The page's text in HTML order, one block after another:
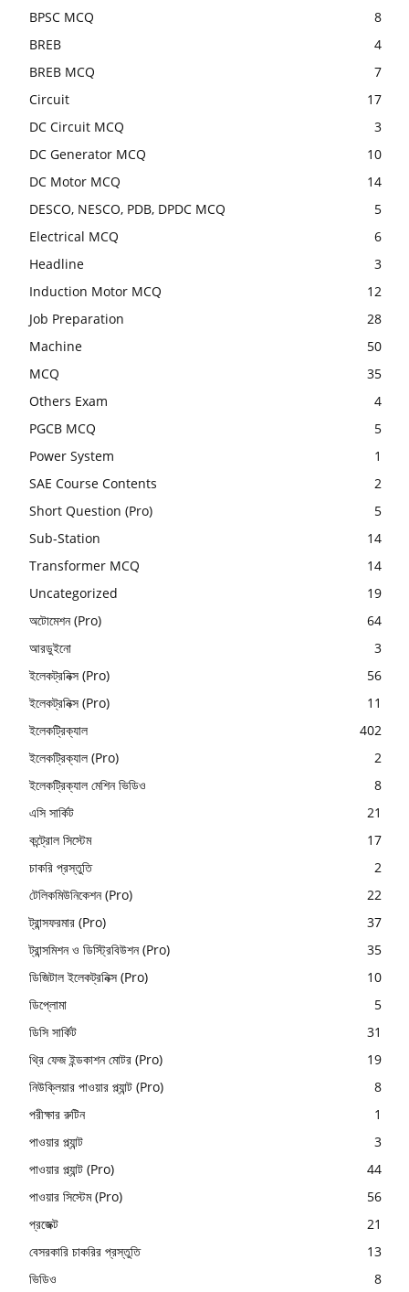
BPSC MCQ
8
BREB
4
BREB MCQ
7
Circuit
17
DC Circuit MCQ
3
DC Generator MCQ
10
DC Motor MCQ
14
DESCO, NESCO, PDB, DPDC MCQ
5
Electrical MCQ
6
Headline
3
Induction Motor MCQ
12
Job Preparation
28
Machine
50
MCQ
35
Others Exam
4
PGCB MCQ
5
Power System
1
SAE Course Contents
2
Short Question (Pro)
5
Sub-Station
14
Transformer MCQ
14
Uncategorized
19
অটোমেশন (Pro)
64
আরডুইনো
3
ইলেকট্রনিক্স (Pro)
56
ইলেকট্রনিক্স (Pro)
11
ইলেকট্রিক্যাল
402
ইলেকট্রিক্যাল (Pro)
2
ইলেকট্রিক্যাল মেশিন ভিডিও
8
এসি সার্কিট
21
কন্ট্রোল সিস্টেম
17
চাকরি প্রস্তুতি
2
টেলিকমিউনিকেশন (Pro)
22
ট্রান্সফরমার (Pro)
37
ট্রান্সমিশন ও ডিস্ট্রিবিউশন (Pro)
35
ডিজিটাল ইলেকট্রনিক্স (Pro)
10
ডিপ্লোমা
5
ডিসি সার্কিট
31
থ্রি ফেজ ইন্ডকাশন মোটর (Pro)
19
নিউক্লিয়ার পাওয়ার প্ল্যান্ট (Pro)
8
পরীক্ষার রুটিন
1
পাওয়ার প্ল্যান্ট
3
পাওয়ার প্ল্যান্ট (Pro)
44
পাওয়ার সিস্টেম (Pro)
56
প্রজেক্ট
21
বেসরকারি চাকরির প্রস্তুতি
13
ভিডিও
8